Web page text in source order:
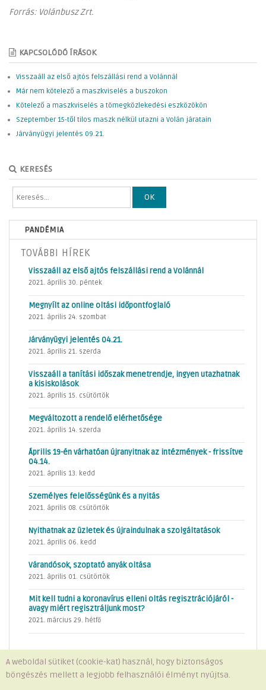
Forrás: Volánbusz Zrt.
KAPCSOLÓDÓ ÍRÁSOK
Visszaáll az első ajtós felszállási rend a Volánnál
Már nem kötelező a maszkviselés a buszokon
Kötelező a maszkviselés a tömegközlekedési eszközökön
Szeptember 15-től tilos maszk nélkül utazni a Volán járatain
Járványügyi jelentés 09.21.
KERESÉS
OK
PANDÉMIA
TOVÁBBI HÍREK
Visszaáll az első ajtós felszállási rend a Volánnál
2021. április 30. péntek
Megnyílt az online oltási időpontfoglaló
2021. április 24. szombat
Járványügyi jelentés 04.21.
2021. április 21. szerda
Visszaáll a tanítási időszak menetrendje, ingyen utazhatnak
a kisiskolások
2021. április 15. csütörtök
Megváltozott a rendelő elérhetősége
2021. április 14. szerda
Április 19-én várhatóan újranyitnak az intézmények - frissítve
04.14.
2021. április 13. kedd
Személyes felelősségünk és a nyitás
2021. április 08. csütörtök
Nyithatnak az üzletek és újraindulnak a szolgáltatások
2021. április 06. kedd
Várandósok, szoptató anyák oltása
2021. április 01. csütörtök
Mit kell tudni a koronavírus elleni oltás regisztrációjáról -
avagy miért regisztráljunk most?
2021. március 29. hétfő
Minden jog fenntartva © 2026 Telki Község Önkormányzata
A weboldal sütiket (cookie-kat) használ, hogy biztonságos
böngészés mellett a legjobb felhasználói élményt nyújtsa.